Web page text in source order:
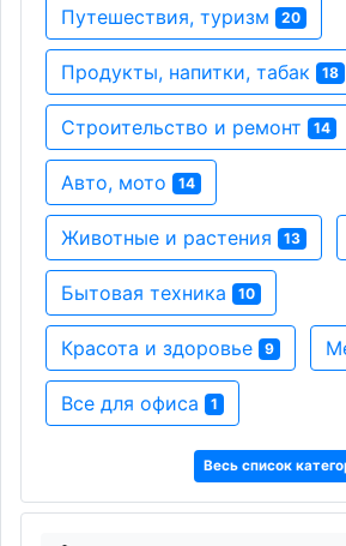
Путешествия, туризм 20
Продукты, напитки, табак 18
Строительство и ремонт 14
Авто, мото 14
Животные и растения 13
Бытовая техника 10
Красота и здоровье 9
Все для офиса 1
Весь список